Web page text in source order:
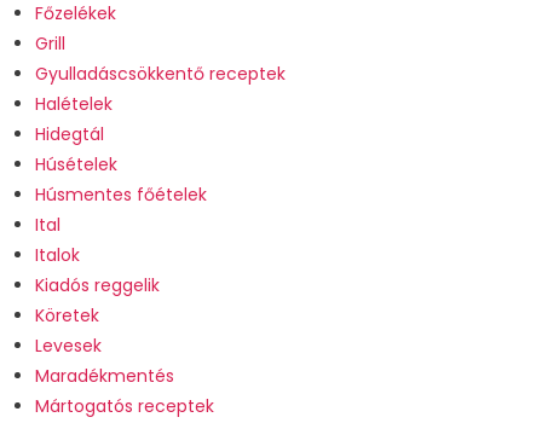
Főzelékek
Grill
Gyulladáscsökkentő receptek
Halételek
Hidegtál
Húsételek
Húsmentes főételek
Ital
Italok
Kiadós reggelik
Köretek
Levesek
Maradékmentés
Mártogatós receptek